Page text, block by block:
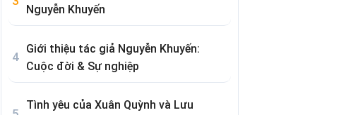
Nguyễn Khuyến
Giới thiệu tác giả Nguyễn Khuyến:
Cuộc đời & Sự nghiệp
Tình yêu của Xuân Quỳnh và Lưu